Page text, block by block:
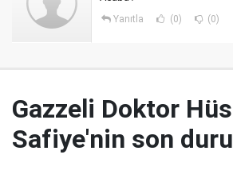
Yanıtla (0) (0)
Gazzeli Doktor
Safiye'nin son